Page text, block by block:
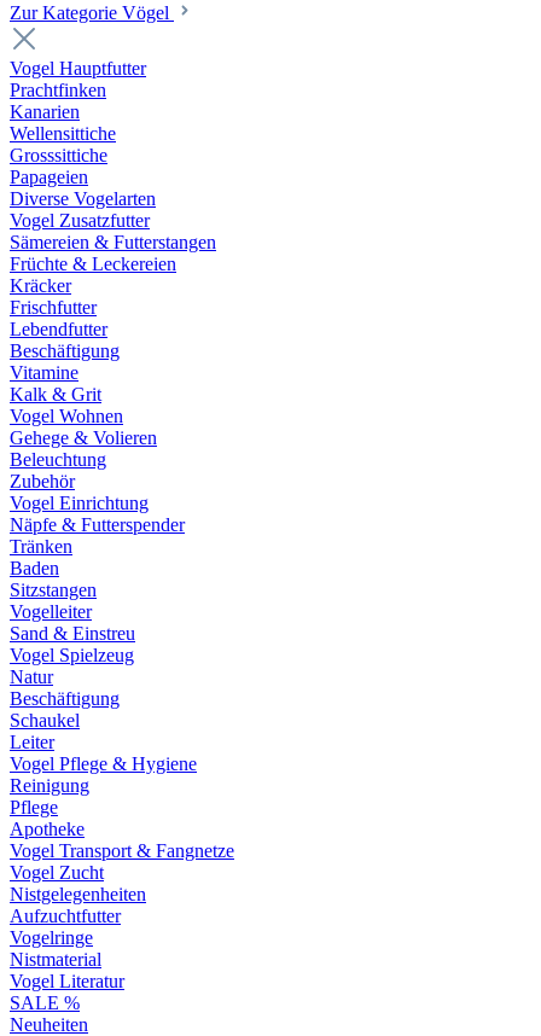
Zur Kategorie Vögel
Vogel Hauptfutter
Prachtfinken
Kanarien
Wellensittiche
Grosssittiche
Papageien
Diverse Vogelarten
Vogel Zusatzfutter
Sämereien & Futterstangen
Früchte & Leckereien
Kräcker
Frischfutter
Lebendfutter
Beschäftigung
Vitamine
Kalk & Grit
Vogel Wohnen
Gehege & Volieren
Beleuchtung
Zubehör
Vogel Einrichtung
Näpfe & Futterspender
Tränken
Baden
Sitzstangen
Vogelleiter
Sand & Einstreu
Vogel Spielzeug
Natur
Beschäftigung
Schaukel
Leiter
Vogel Pflege & Hygiene
Reinigung
Pflege
Apotheke
Vogel Transport & Fangnetze
Vogel Zucht
Nistgelegenheiten
Aufzuchtfutter
Vogelringe
Nistmaterial
Vogel Literatur
SALE %
Neuheiten